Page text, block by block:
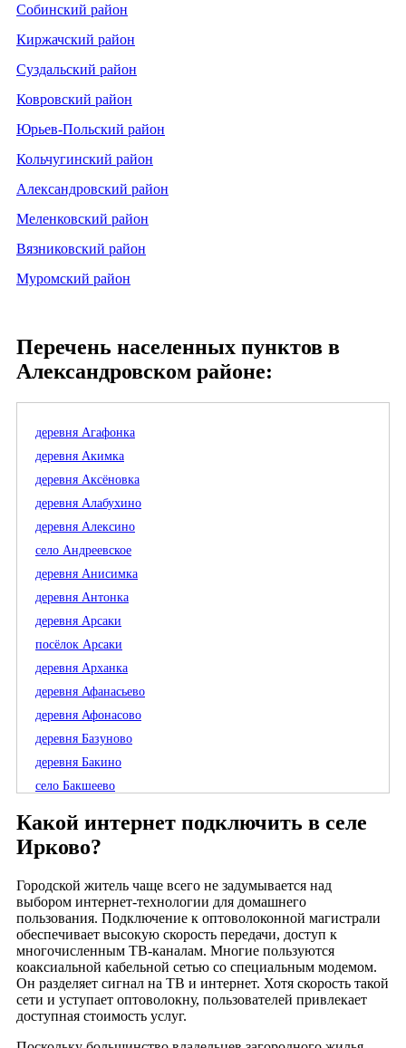
Собинский район
Киржачский район
Суздальский район
Ковровский район
Юрьев-Польский район
Кольчугинский район
Александровский район
Меленковский район
Вязниковский район
Муромский район
Перечень населенных пунктов в
Александровском районе:
деревня Агафонка
деревня Акимка
деревня Аксёновка
деревня Алабухино
деревня Алексино
село Андреевское
деревня Анисимка
деревня Антонка
деревня Арсаки
посёлок Арсаки
деревня Арханка
деревня Афанасьево
деревня Афонасово
деревня Базуново
деревня Бакино
село Бакшеево
деревня Банево
деревня Башкино
деревня Бельтеевка
деревня Березино
деревня Большие Вёски
село Большое Каринское
деревня Большое Маринкино
деревня Большое Михалёво
деревня Большое Шимоново
деревня Брыковы Горы
Какой интернет подключить в селе
Ирково?
Городской житель чаще всего не задумывается над
выбором интернет-технологии для домашнего
пользования. Подключение к оптоволоконной магистрали
обеспечивает высокую скорость передачи, доступ к
многочисленным ТВ-каналам. Многие пользуются
коаксиальной кабельной сетью со специальным модемом.
Он разделяет сигнал на ТВ и интернет. Хотя скорость такой
сети и уступает оптоволокну, пользователей привлекает
доступная стоимость услуг.